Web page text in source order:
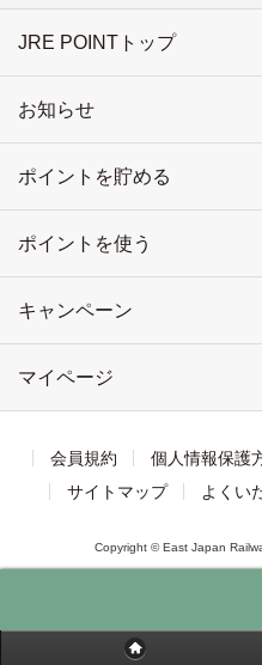
JRE POINTトップ
お知らせ
ポイントを貯める
ポイントを使う
キャンペーン
マイページ
会員規約 個人情報保護
サイトマップ
よくい
Copyright © East Japan